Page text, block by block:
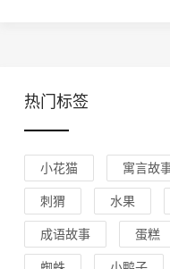
热门标签
小花猫 寓言故
刺猬 水果
成语故事 蛋糕